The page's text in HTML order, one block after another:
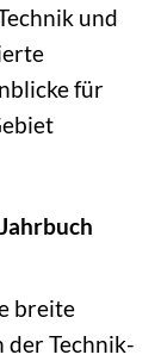
und
für
breite
der Technik-